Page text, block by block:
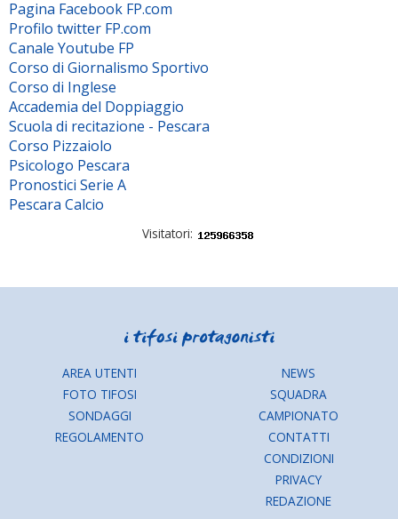
Pagina Facebook FP.com
Profilo twitter FP.com
Canale Youtube FP
Corso di Giornalismo Sportivo
Corso di Inglese
Accademia del Doppiaggio
Scuola di recitazione - Pescara
Corso Pizzaiolo
Psicologo Pescara
Pronostici Serie A
Pescara Calcio
Visitatori:
AREA UTENTI
FOTO TIFOSI
SONDAGGI
REGOLAMENTO
NEWS
SQUADRA
CAMPIONATO
CONTATTI
CONDIZIONI
PRIVACY
REDAZIONE